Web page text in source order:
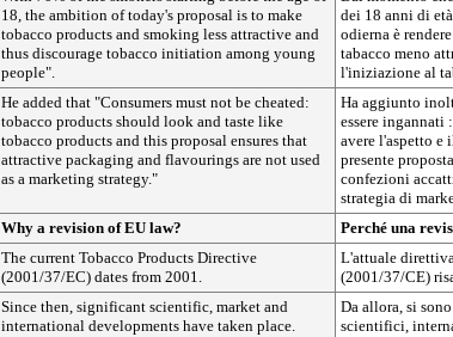
18, the ambition of today's proposal is to make
tobacco products and smoking less attractive and
thus discourage tobacco initiation among young
people".
dei 18 anni di
odierna è
tabacco meno
l'iniziazione al
He added that "Consumers must not be cheated:
tobacco products should look and taste like
tobacco products and this proposal ensures that
attractive packaging and flavourings are not used
as a marketing strategy."
Ha aggiunto
essere
avere l'aspetto e
presente
confezioni
strategia di
Why a revision of EU law?
Perché una
The current Tobacco Products Directive
(2001/37/EC) dates from 2001.
L'attuale
(2001/37/CE)
Since then, significant scientific, market and
international developments have taken place.
Da allora, si
scientifici,